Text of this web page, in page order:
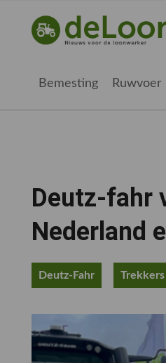
hoofdnavigatie
eerste
voettekst
deloonwerker.be
Bemesting Ruwvoer
Deutz-fahr
Nederland
Deutz-Fahr Trekkers